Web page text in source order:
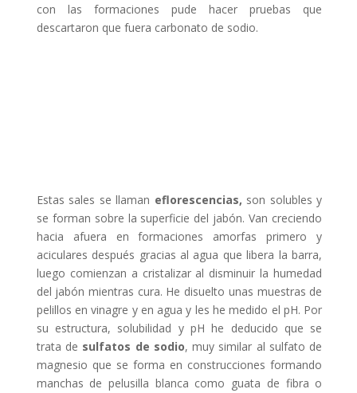
con las formaciones pude hacer pruebas que
descartaron que fuera carbonato de sodio.
Estas sales se llaman eflorescencias, son solubles y
se forman sobre la superficie del jabón. Van creciendo
hacia afuera en formaciones amorfas primero y
aciculares después gracias al agua que libera la barra,
luego comienzan a cristalizar al disminuir la humedad
del jabón mientras cura. He disuelto unas muestras de
pelillos en vinagre y en agua y les he medido el pH. Por
su estructura, solubilidad y pH he deducido que se
trata de sulfatos de sodio, muy similar al sulfato de
magnesio que se forma en construcciones formando
manchas de pelusilla blanca como guata de fibra o